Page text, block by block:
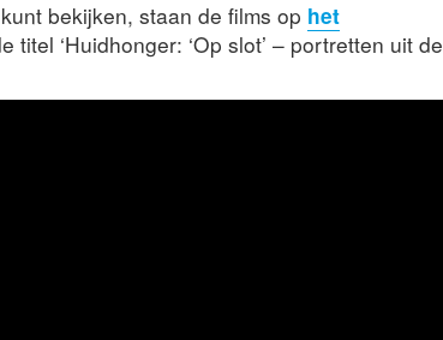
bekijken, staan de films op het
titel ‘Huidhonger: ‘Op slot’ – portretten uit de